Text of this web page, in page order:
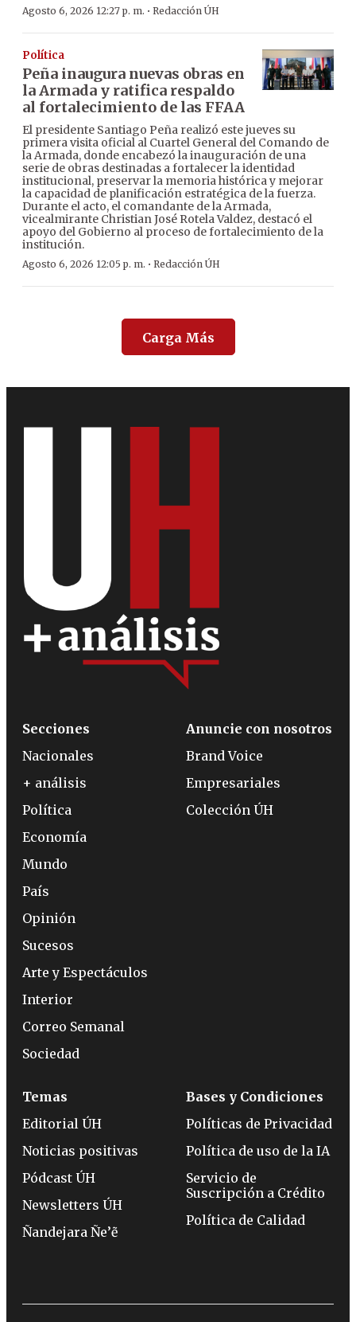
Agosto 6, 2026 12:27 p. m. · Redacción ÚH
Política
Peña inaugura nuevas obras en
la Armada y ratifica respaldo
al fortalecimiento de las FFAA
El presidente Santiago Peña realizó este jueves su
primera visita oficial al Cuartel General del Comando de
la Armada, donde encabezó la inauguración de una
serie de obras destinadas a fortalecer la identidad
institucional, preservar la memoria histórica y mejorar
la capacidad de planificación estratégica de la fuerza.
Durante el acto, el comandante de la Armada,
vicealmirante Christian José Rotela Valdez, destacó el
apoyo del Gobierno al proceso de fortalecimiento de la
institución.
Agosto 6, 2026 12:05 p. m. · Redacción ÚH
Carga Más
Secciones
Nacionales
+ análisis
Política
Economía
Mundo
País
Opinión
Sucesos
Arte y Espectáculos
Interior
Correo Semanal
Sociedad
Anuncie con nosotros
Brand Voice
Empresariales
Colección ÚH
Temas
Editorial ÚH
Noticias positivas
Pódcast ÚH
Newsletters ÚH
Ñandejara Ñe’ẽ
Bases y Condiciones
Políticas de Privacidad
Política de uso de la IA
Servicio de
Suscripción a Crédito
Política de Calidad